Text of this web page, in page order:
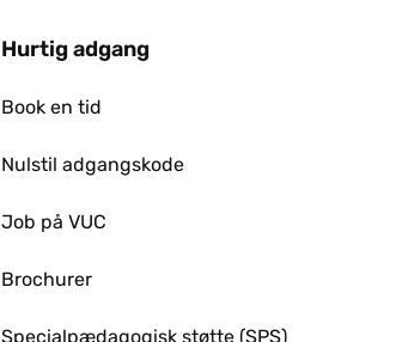
Hurtig adgang
Book en tid
Nulstil adgangskode
Job på VUC
Brochurer
Specialpædagogisk støtte (SPS)